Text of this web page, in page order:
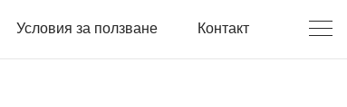
Условия за ползване Контакт